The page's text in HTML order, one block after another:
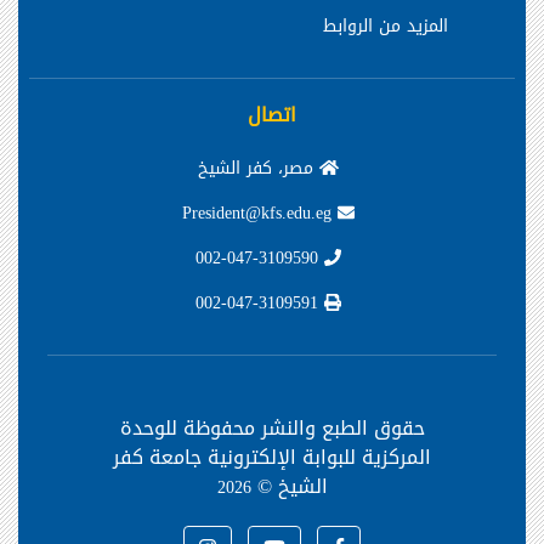
المزيد من الروابط
اتصال
مصر، كفر الشيخ
حقوق الطبع والنشر محفوظة للوحدة
المركزية للبوابة الإلكترونية جامعة كفر
الشيخ ©2026